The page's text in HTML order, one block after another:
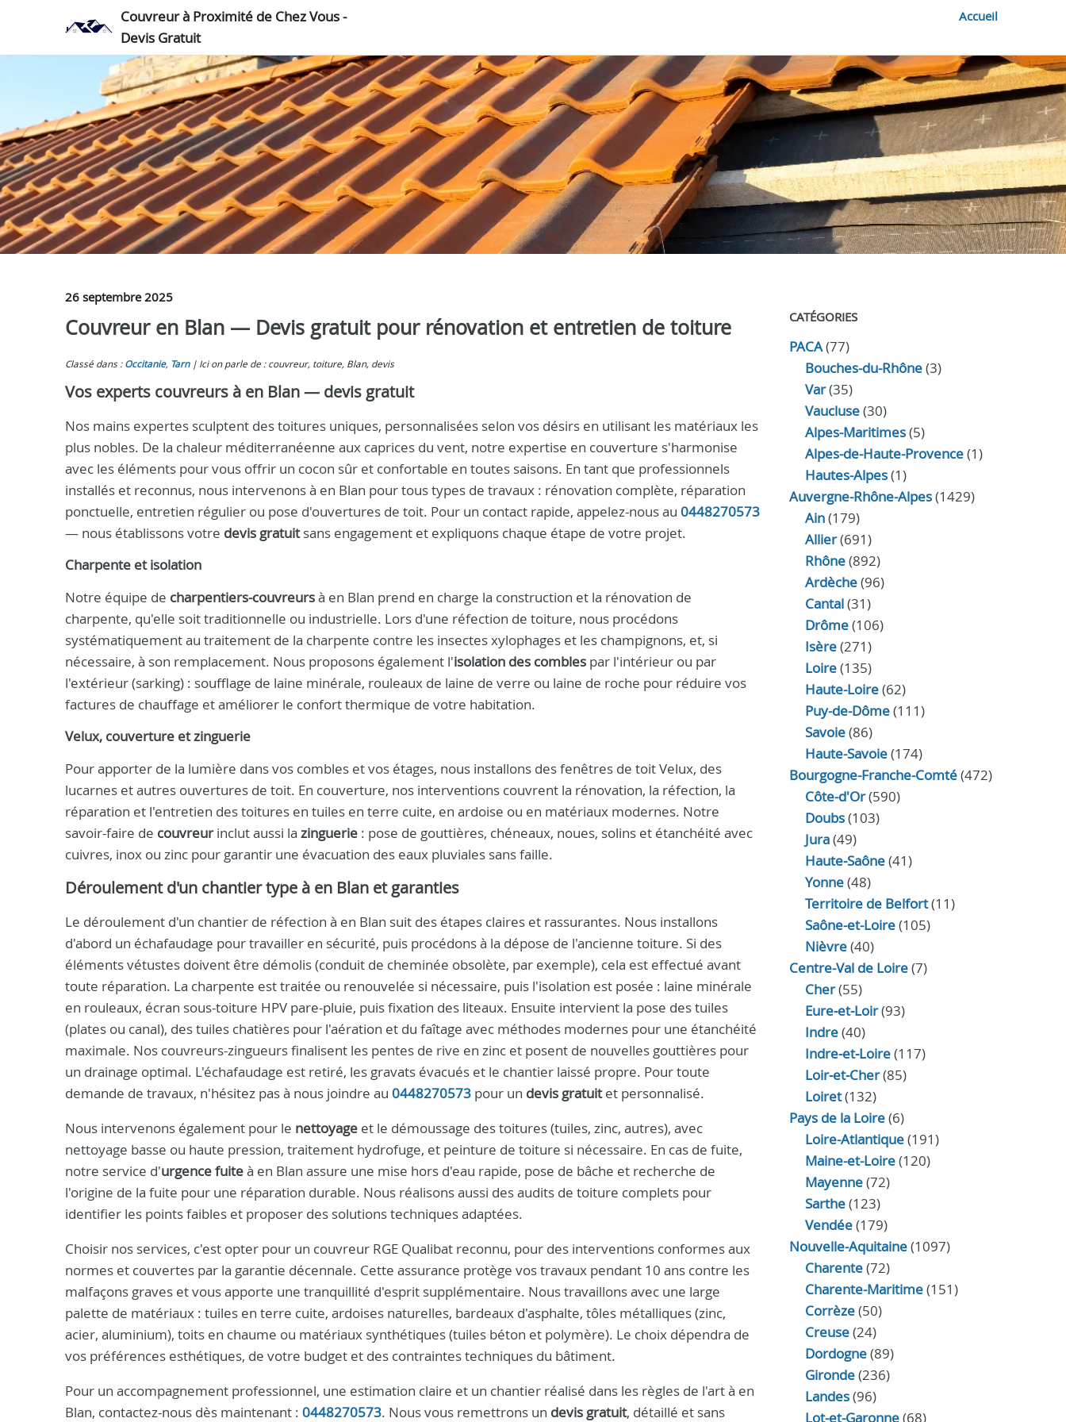
Couvreur à Proximité de Chez Vous -
Devis Gratuit
Accueil
26 septembre 2025
Couvreur en Blan — Devis gratuit pour rénovation et entretien de toiture
Classé dans : Occitanie, Tarn Ici on parle de : couvreur, toiture, Blan, devis
Vos experts couvreurs à en Blan — devis gratuit
Nos mains expertes sculptent des toitures uniques, personnalisées selon vos désirs en utilisant les matériaux les
plus nobles. De la chaleur méditerranéenne aux caprices du vent, notre expertise en couverture s'harmonise
avec les éléments pour vous offrir un cocon sûr et confortable en toutes saisons. En tant que professionnels
installés et reconnus, nous intervenons à en Blan pour tous types de travaux : rénovation complète, réparation
ponctuelle, entretien régulier ou pose d'ouvertures de toit. Pour un contact rapide, appelez-nous au 0448270573
— nous établissons votre devis gratuitsans engagement et expliquons chaque étape de votre projet.
Charpente et isolation
Notre équipe de charpentiers-couvreursà en Blan prend en charge la construction et la rénovation de
charpente, qu'elle soit traditionnelle ou industrielle. Lors d'une réfection de toiture, nous procédons
systématiquement au traitement de la charpente contre les insectes xylophages et les champignons, et, si
nécessaire, à son remplacement. Nous proposons également l'isolation des combles par l'intérieur ou par
l'extérieur (sarking) : soufflage de laine minérale, rouleaux de laine de verre ou laine de roche pour réduire vos
factures de chauffage et améliorer le confort thermique de votre habitation.
Velux, couverture et zinguerie
Pour apporter de la lumière dans vos combles et vos étages, nous installons des fenêtres de toit Velux, des
lucarnes et autres ouvertures de toit. En couverture, nos interventions couvrent la rénovation, la réfection, la
réparation et l'entretien des toitures en tuiles en terre cuite, en ardoise ou en matériaux modernes. Notre
savoir-faire de couvreurinclut aussi la zinguerie : pose de gouttières, chéneaux, noues, solins et étanchéité avec
cuivres, inox ou zinc pour garantir une évacuation des eaux pluviales sans faille.
Déroulement d'un chantier type à en Blan et garanties
Le déroulement d'un chantier de réfection à en Blan suit des étapes claires et rassurantes. Nous installons
d'abord un échafaudage pour travailler en sécurité, puis procédons à la dépose de l'ancienne toiture. Si des
éléments vétustes doivent être démolis (conduit de cheminée obsolète, par exemple), cela est effectué avant
toute réparation. La charpente est traitée ou renouvelée si nécessaire, puis l'isolation est posée : laine minérale
en rouleaux, écran sous-toiture HPV pare-pluie, puis fixation des liteaux. Ensuite intervient la pose des tuiles
(plates ou canal), des tuiles chatières pour l'aération et du faîtage avec méthodes modernes pour une étanchéité
maximale. Nos couvreurs-zingueurs finalisent les pentes de rive en zinc et posent de nouvelles gouttières pour
un drainage optimal. L'échafaudage est retiré, les gravats évacués et le chantier laissé propre. Pour toute
demande de travaux, n'hésitez pas à nous joindre au 0448270573 pour un devis gratuitet personnalisé.
Nous intervenons également pour le nettoyage et le démoussage des toitures (tuiles, zinc, autres), avec
nettoyage basse ou haute pression, traitement hydrofuge, et peinture de toiture si nécessaire. En cas de fuite,
notre service d'urgence fuiteà en Blan assure une mise hors d'eau rapide, pose de bâche et recherche de
l'origine de la fuite pour une réparation durable. Nous réalisons aussi des audits de toiture complets pour
identifier les points faibles et proposer des solutions techniques adaptées.
Choisir nos services, c'est opter pour un couvreur RGE Qualibat reconnu, pour des interventions conformes aux
normes et couvertes par la garantie décennale. Cette assurance protège vos travaux pendant 10 ans contre les
malfaçons graves et vous apporte une tranquillité d'esprit supplémentaire. Nous travaillons avec une large
palette de matériaux : tuiles en terre cuite, ardoises naturelles, bardeaux d'asphalte, tôles métalliques (zinc,
acier, aluminium), toits en chaume ou matériaux synthétiques (tuiles béton et polymère). Le choix dépendra de
vos préférences esthétiques, de votre budget et des contraintes techniques du bâtiment.
Pour un accompagnement professionnel, une estimation claire et un chantier réalisé dans les règles de l'art à en
Blan, contactez-nous dès maintenant : 0448270573. Nous vous remettrons un devis gratuit, détaillé et sans
CATÉGORIES
PACA(77)
Bouches-du-Rhône(3)
Var(35)
Vaucluse(30)
Alpes-Maritimes(5)
Alpes-de-Haute-Provence(1)
Hautes-Alpes(1)
Auvergne-Rhône-Alpes(1429)
Ain(179)
Allier(691)
Rhône(892)
Ardèche(96)
Cantal(31)
Drôme(106)
Isère(271)
Loire(135)
Haute-Loire(62)
Puy-de-Dôme(111)
Savoie(86)
Haute-Savoie(174)
Bourgogne-Franche-Comté(472)
Côte-d'Or(590)
Doubs(103)
Jura(49)
Haute‑Saône(41)
Yonne(48)
Territoire de Belfort(11)
Saône-et-Loire(105)
Nièvre(40)
Centre-Val de Loire(7)
Cher(55)
Eure‑et‑Loir(93)
Indre(40)
Indre‑et‑Loire(117)
Loir‑et‑Cher(85)
Loiret(132)
Pays de la Loire(6)
Loire-Atlantique(191)
Maine-et-Loire(120)
Mayenne(72)
Sarthe(123)
Vendée(179)
Nouvelle-Aquitaine(1097)
Charente(72)
Charente-Maritime(151)
Corrèze(50)
Creuse(24)
Dordogne(89)
Gironde(236)
Landes(96)
Lot-et-Garonne(68)